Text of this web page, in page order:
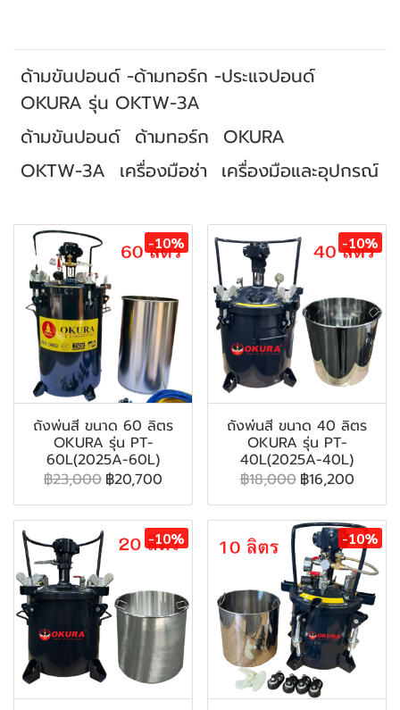
ด้ามขันปอนด์ -ด้ามทอร์ก -ประแจปอนด์
OKURA รุ่น OKTW-3A
ด้ามขันปอนด์ ด้ามทอร์ก OKURA
OKTW-3A เครื่องมือช่า เครื่องมือและอุปกรณ์
-10%
ถังพ่นสี ขนาด 60 ลิตร
OKURA รุ่น PT-
60L(2025A-60L)
฿23,000 ฿20,700
-10%
ถังพ่นสี ขนาด 40 ลิตร
OKURA รุ่น PT-
40L(2025A-40L)
฿18,000 ฿16,200
-10% -10%